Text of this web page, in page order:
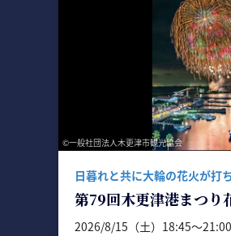
©一般社団法人木更津市観光協会
日暮れと共に大輪の花火が打
第79回木更津港まつり
2026/8/15（土）18:45〜